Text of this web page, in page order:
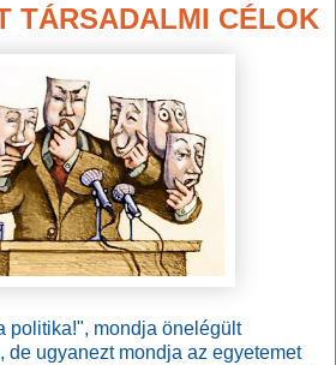
TÁRSADALMI CÉLOK
politika!", mondja önelégült
, de ugyanezt mondja az egyetemet